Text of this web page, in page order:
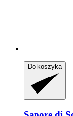
Do koszyka